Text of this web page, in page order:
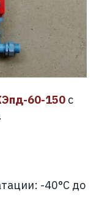
60-150 с
-40°С до